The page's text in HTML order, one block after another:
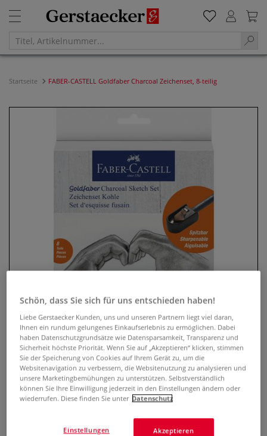
Startseite FABER-CASTELL Goldfaber Charcoal Zeichenset, 8-teilig
FABER-CASTELL Goldfaber
Charcoal Zeichenset, 8-teilig
Schön, dass Sie sich für uns entschieden haben!
Liebe Gerstaecker Kunden, uns und unseren Partnern liegt viel daran,
Ihnen ein rundum gelungenes Einkaufserlebnis zu ermöglichen. Dabei
haben Datenschutzgrundsätze wie Datensparsamkeit, Transparenz und
Sicherheit höchste Priorität. Wenn Sie auf „Akzeptieren“ klicken, stimmen
Sie der Speicherung von Cookies auf Ihrem Gerät zu, um die
Websitenavigation zu verbessern, die Websitenutzung zu analysieren und
unsere Marketingbemühungen zu unterstützen. Selbstverständlich
können Sie Ihre Einwilligung jederzeit in den Einstellungen ändern oder
wiederrufen. Diese finden Sie unter Datenschutz
Akzeptieren
Einstellungen